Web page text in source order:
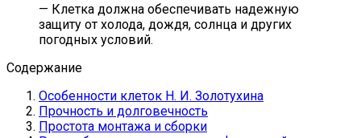
— Клетка должна обеспечивать надежную
защиту от холода, дождя, солнца и других
погодных условий.
Содержание
Особенности клеток Н. И. Золотухина
Прочность и долговечность
Простота монтажа и сборки